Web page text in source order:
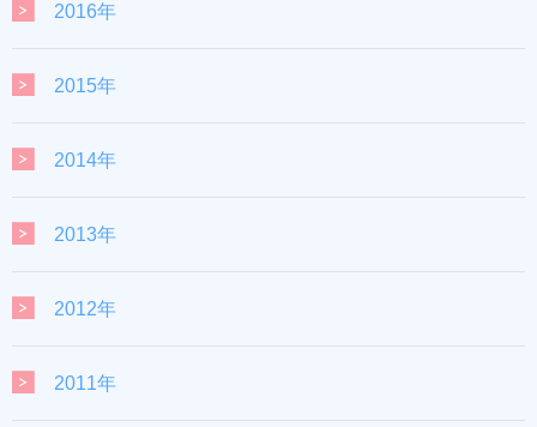
2016年
2015年
2014年
2013年
2012年
2011年